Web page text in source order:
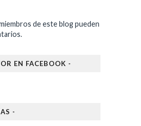
de este blog pueden
EN FACEBOOK -
-